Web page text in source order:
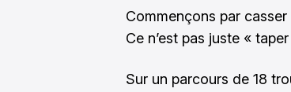
Commençons par
Ce n’est pas juste «
Sur un parcours de 18